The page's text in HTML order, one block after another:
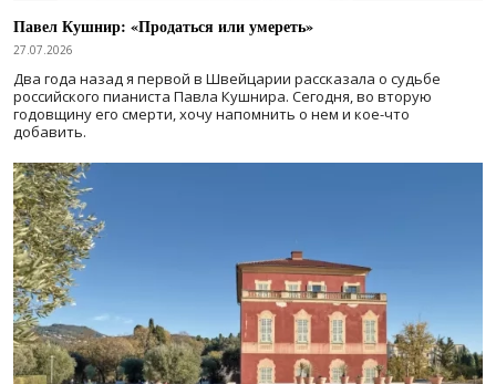
Павел Кушнир: «Продаться или умереть»
27.07.2026
Два года назад я первой в Швейцарии рассказала о судьбе
российского пианиста Павла Кушнира. Сегодня, во вторую
годовщину его смерти, хочу напомнить о нем и кое-что
добавить.